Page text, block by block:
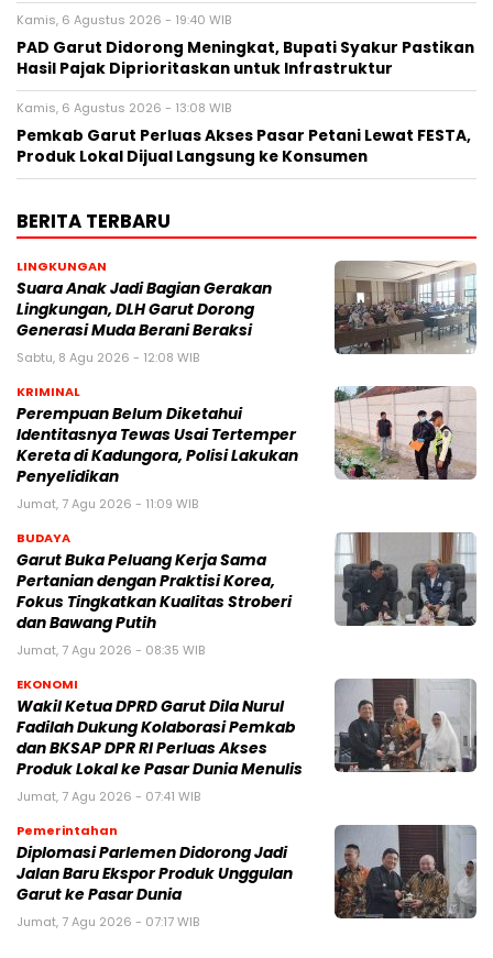
Kamis, 6 Agustus 2026 - 19:40 WIB
PAD Garut Didorong Meningkat, Bupati Syakur Pastikan
Hasil Pajak Diprioritaskan untuk Infrastruktur
Kamis, 6 Agustus 2026 - 13:08 WIB
Pemkab Garut Perluas Akses Pasar Petani Lewat FESTA,
Produk Lokal Dijual Langsung ke Konsumen
BERITA TERBARU
LINGKUNGAN
Suara Anak Jadi Bagian Gerakan
Lingkungan, DLH Garut Dorong
Generasi Muda Berani Beraksi
Sabtu, 8 Agu 2026 - 12:08 WIB
KRIMINAL
Perempuan Belum Diketahui
Identitasnya Tewas Usai Tertemper
Kereta di Kadungora, Polisi Lakukan
Penyelidikan
Jumat, 7 Agu 2026 - 11:09 WIB
BUDAYA
Garut Buka Peluang Kerja Sama
Pertanian dengan Praktisi Korea,
Fokus Tingkatkan Kualitas Stroberi
dan Bawang Putih
Jumat, 7 Agu 2026 - 08:35 WIB
EKONOMI
Wakil Ketua DPRD Garut Dila Nurul
Fadilah Dukung Kolaborasi Pemkab
dan BKSAP DPR RI Perluas Akses
Produk Lokal ke Pasar Dunia Menulis
Jumat, 7 Agu 2026 - 07:41 WIB
Pemerintahan
Diplomasi Parlemen Didorong Jadi
Jalan Baru Ekspor Produk Unggulan
Garut ke Pasar Dunia
Jumat, 7 Agu 2026 - 07:17 WIB